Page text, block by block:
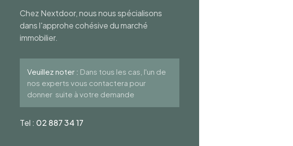
Chez Nextdoor, nous nous spécialisons
dans l'approhe cohésive du marché
immobilier.
Veuillez noter : Dans tous les cas, l'un de
nos experts vous contactera pour
donner suite à votre demande
Tel : 02 887 34 17